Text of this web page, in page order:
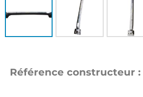
Référence constructeur :